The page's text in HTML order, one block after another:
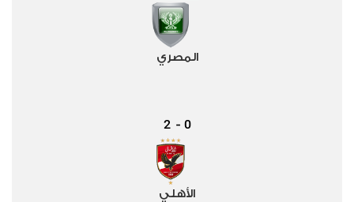
المصري
0
-
2
الأهلي